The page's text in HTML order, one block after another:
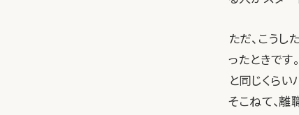
ただ、こう
ったときです
と同じくら
そこねて、離